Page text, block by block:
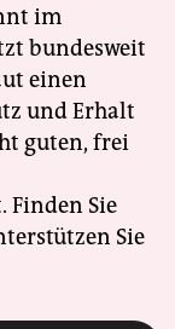
im
bundesweit
einen
und Erhalt
guten, frei
Finden Sie
Sie